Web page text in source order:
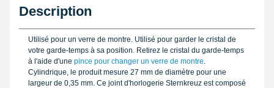
Description
Utilisé pour un verre de montre. Utilisé pour garder le cristal de
votre garde-temps à sa position. Retirez le cristal du garde-temps
à l'aide d'une pince pour changer un verre de montre.
Cylindrique, le produit mesure 27 mm de diamètre pour une
largeur de 0,35 mm. Ce joint d'horlogerie Sternkreuz est composé